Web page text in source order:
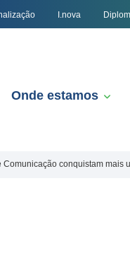
I.nova
Onde estamos
Comunicação conquistam mais